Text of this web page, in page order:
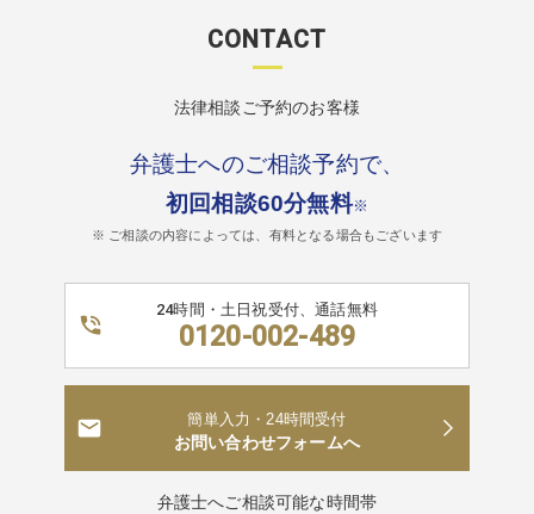
CONTACT
法律相談ご予約のお客様
弁護士へのご相談予約で、
初回相談60分無料※
※ ご相談の内容によっては、有料となる場合もございます
24時間・土日祝受付、通話無料
0120-002-489
簡単入力・24時間受付
お問い合わせフォームへ
弁護士へご相談可能な時間帯